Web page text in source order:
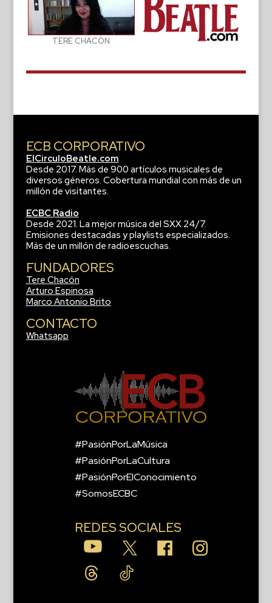
TERE CHACÓN
ECB CORPORATIVO
ElCirculoBeatle.com
Desde 2017. Más de 900 artículos musicales de
diversos géneros. Cobertura mundial con más de un
millón de visitantes.
ECBC Radio
Desde 2021. La mejor música del SXX 24/7.
Emisiones destacadas y playlists especializados.
Más de un millón de radioescuchas.
FUNDADORES
Tere Chacón
Arturo Espinosa
Marco Antonio Brito
CONTACTO
Whatsapp
#PasiónPorLaMúsica
#PasiónPorLaCultura
#PasiónPorElConocimiento
#SomosECBC
REDES SOCIALES